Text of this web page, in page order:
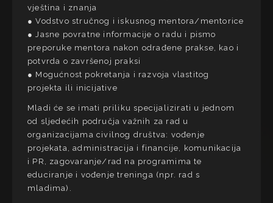
vještina i znanja
● Vodstvo stručnog i iskusnog mentora/mentorice
● Jasne povratne informacije o radu i pismo
preporuke mentora nakon odrađene prakse, kao i
potvrda o završenoj praksi
● Mogućnost pokretanja i razvoja vlastitog
projekta ili inicijative
Mladi će se imati priliku specijalizirati u jednom
od sljedećih područja važnih za rad u
organizacijama civilnog društva: vođenje
projekata, administracija i financije, komunikacija
i PR, zagovaranje/rad na programima te
educiranje i vođenje treninga (npr. rad s
mladima).